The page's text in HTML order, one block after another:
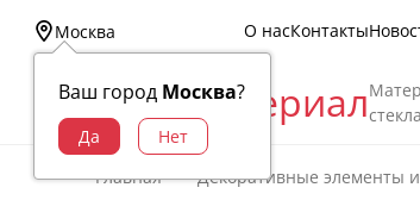
Москва
Ваш город Москва?
О насКонтакты
Витраж Материал
Главная Декоративные элементы